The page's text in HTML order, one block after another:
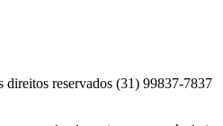
direitos reservados (31) 99837-7837